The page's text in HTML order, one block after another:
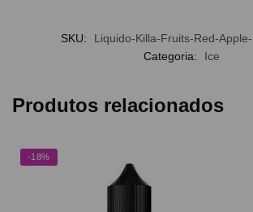
SKU:
Liquido-Killa-Fruits-Red-
Categoria:
Ice
Produtos relacionados
-18%